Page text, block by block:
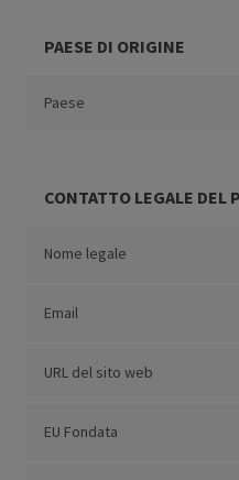
PAESE DI ORIGINE
Paese
CONTATTO LEGALE DEL
Nome legale
Email
URL del sito web
EU Fondata